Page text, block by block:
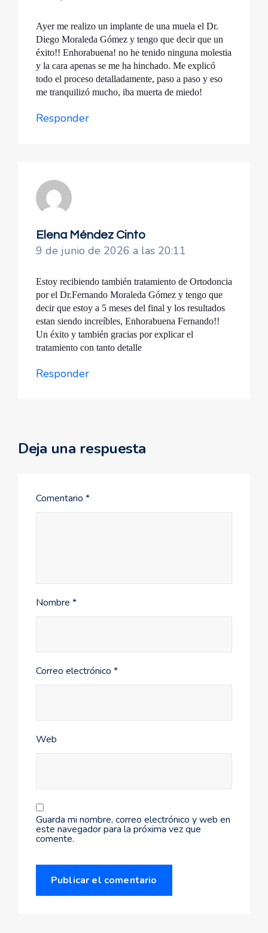
Ayer me realizo un implante de una muela el Dr.
Diego Moraleda Gómez y tengo que decir que un
éxito!! Enhorabuena! no he tenido ninguna molestia
y la cara apenas se me ha hinchado. Me explicó
todo el proceso detalladamente, paso a paso y eso
me tranquilizó mucho, iba muerta de miedo!
Responder
Elena Méndez Cinto
9 de junio de 2026 a las 20:11
Estoy recibiendo también tratamiento de Ortodoncia
por el Dr.Fernando Moraleda Gómez y tengo que
decir que estoy a 5 meses del final y los resultados
estan siendo increíbles, Enhorabuena Fernando!!
Un éxito y también gracias por explicar el
tratamiento con tanto detalle
Responder
Deja una respuesta
Comentario *
Nombre *
Correo electrónico *
Web
Guarda mi nombre, correo electrónico y web en
este navegador para la próxima vez que
comente.